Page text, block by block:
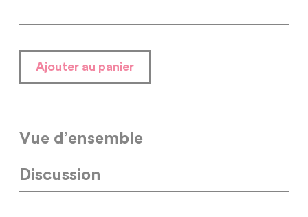
Ajouter au panier
Vue d’ensemble
Discussion